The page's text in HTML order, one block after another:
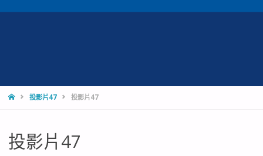
HOME投影片47 投影片47
投影片47